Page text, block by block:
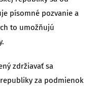
písomné pozvanie a
to umožňujú
zdržiavať sa
za podmienok